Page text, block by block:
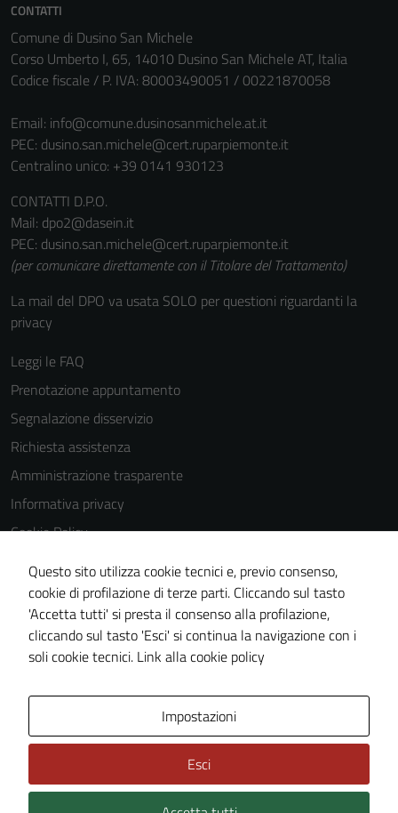
CONTATTI
Comune di Dusino San Michele
Corso Umberto I, 65, 14010 Dusino San Michele AT, Italia
Codice fiscale / P. IVA: 80003490051 / 00221870058
Email: info@comune.dusinosanmichele.at.it
PEC: dusino.san.michele@cert.ruparpiemonte.it
Centralino unico: +39 0141 930123
CONTATTI D.P.O.
Mail: dpo2@dasein.it
PEC: dusino.san.michele@cert.ruparpiemonte.it
(per comunicare direttamente con il Titolare del Trattamento)
La mail del DPO va usata SOLO per questioni riguardanti la
privacy
Leggi le FAQ
Prenotazione appuntamento
Segnalazione disservizio
Richiesta assistenza
Amministrazione trasparente
Informativa privacy
Cookie Policy
Note legali
Dichiarazione di accessibilità
Obiettivi di accessibilità
Piano di miglioramento del sito
Questo sito utilizza cookie tecnici e, previo consenso,
cookie di profilazione di terze parti. Cliccando sul tasto
'Accetta tutti' si presta il consenso alla profilazione,
cliccando sul tasto 'Esci' si continua la navigazione con i
soli cookie tecnici. Link alla cookie policy
Impostazioni
Esci
Tecnici
Questi cookie
sono necessari